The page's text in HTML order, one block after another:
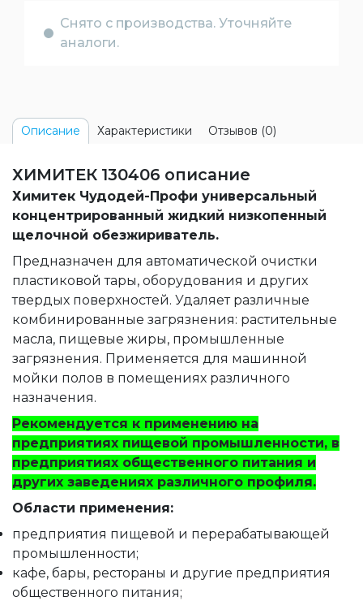
Снято с производства. Уточняйте
аналоги.
Описание Характеристики Отзывов (0)
ХИМИТЕК 130406 описание
Химитек Чудодей-Профи универсальный
концентрированный жидкий низкопенный
щелочной обезжириватель.
Предназначен для автоматической очистки
пластиковой тары, оборудования и других
твердых поверхностей. Удаляет различные
комбинированные загрязнения: растительные
масла, пищевые жиры, промышленные
загрязнения. Применяется для машинной
мойки полов в помещениях различного
назначения.
Рекомендуется к применению на
предприятиях пищевой промышленности, в
предприятиях общественного питания и
других заведениях различного профиля.
Области применения:
предприятия пищевой и перерабатывающей
промышленности;
кафе, бары, рестораны и другие предприятия
общественного питания;